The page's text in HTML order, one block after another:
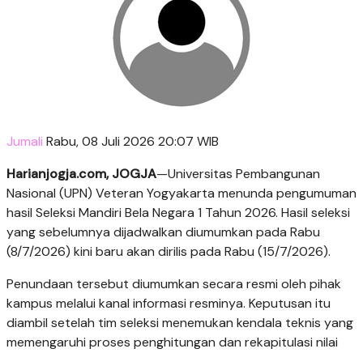
Jumali Rabu, 08 Juli 2026 20:07 WIB
Harianjogja.com, JOGJA—Universitas Pembangunan
Nasional (UPN) Veteran Yogyakarta menunda pengumuman
hasil Seleksi Mandiri Bela Negara 1 Tahun 2026. Hasil seleksi
yang sebelumnya dijadwalkan diumumkan pada Rabu
(8/7/2026) kini baru akan dirilis pada Rabu (15/7/2026).
Penundaan tersebut diumumkan secara resmi oleh pihak
kampus melalui kanal informasi resminya. Keputusan itu
diambil setelah tim seleksi menemukan kendala teknis yang
memengaruhi proses penghitungan dan rekapitulasi nilai